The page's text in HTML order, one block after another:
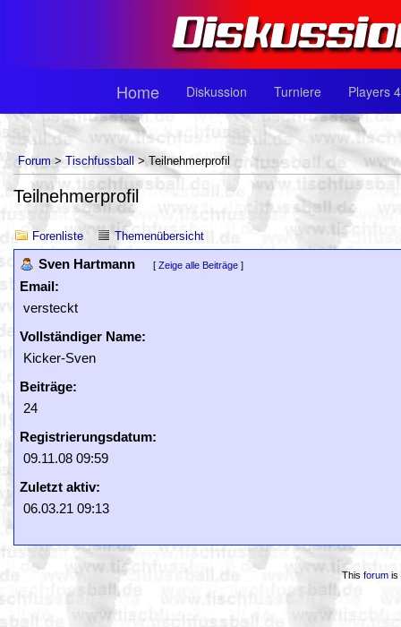
Home Diskussion Turniere Players
Forum > Tischfussball > Teilnehmerprofil
Teilnehmerprofil
Forenliste Themenübersicht
Sven Hartmann [ Zeige alle Beiträge ]
Email:
versteckt
Vollständiger Name:
Kicker-Sven
Beiträge:
24
Registrierungsdatum:
09.11.08 09:59
Zuletzt aktiv:
06.03.21 09:13
This forumis